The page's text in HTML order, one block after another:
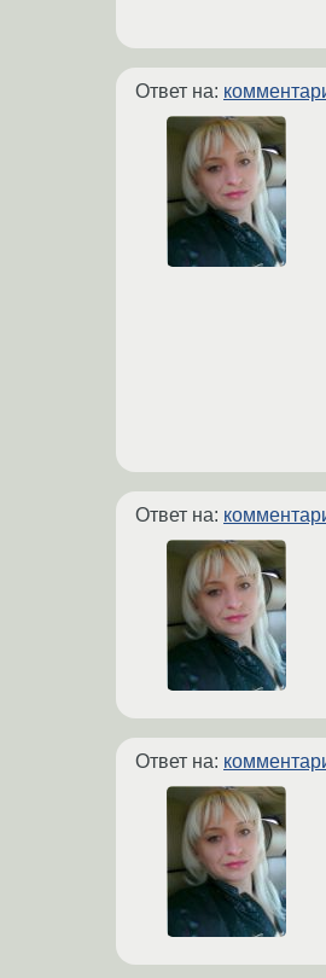
Ответ на:
Ответ на:
Ответ на: